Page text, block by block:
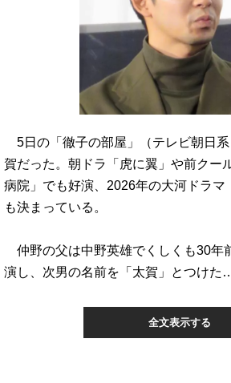
5日の「徹子の部屋」（テレビ朝日
賀だった。朝ドラ「虎に翼」や前クー
病院」でも好演、2026年の大河ドラマ
も決まっている。
仲野の父は中野英雄でくしくも30年
演し、次男の名前を「太賀」とつけた
全文表示する